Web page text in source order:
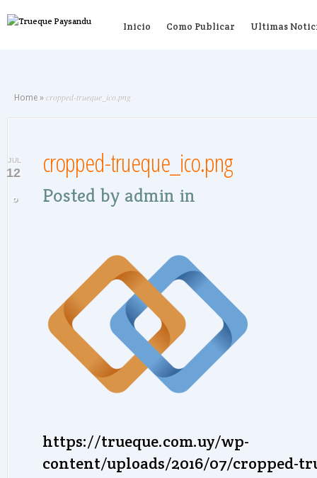
Inicio Como Publicar Ultimas
Home » cropped-trueque_ico.png
JUL
12
0
cropped-trueque_ico.png
Posted by admin in
https://trueque.com.uy/wp-
content/uploads/2016/07/cropped-